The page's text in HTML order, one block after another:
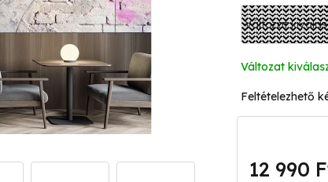
Változat
12 990